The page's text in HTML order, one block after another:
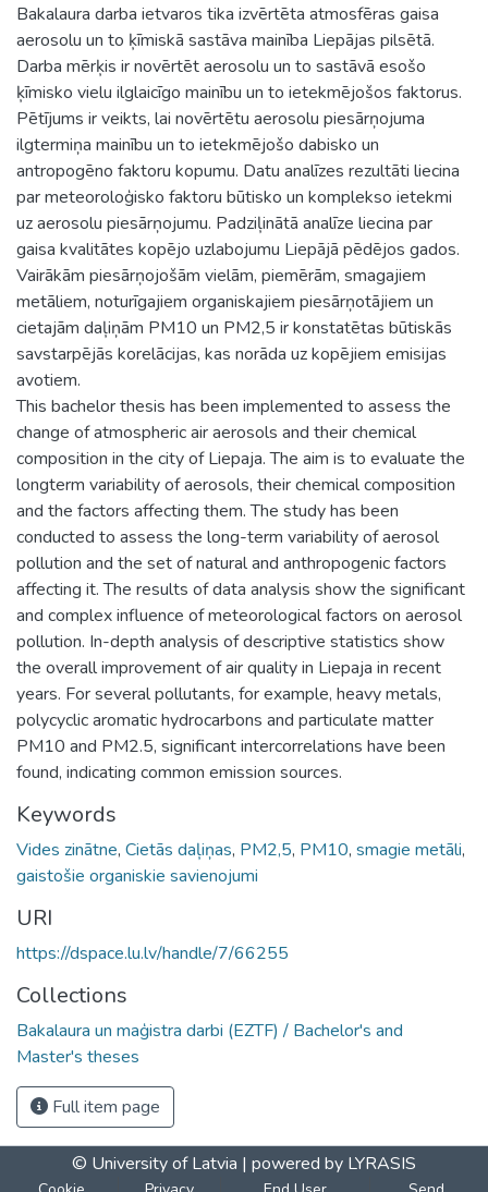
Bakalaura darba ietvaros tika izvērtēta atmosfēras gaisa
aerosolu un to ķīmiskā sastāva mainība Liepājas pilsētā.
Darba mērķis ir novērtēt aerosolu un to sastāvā esošo
ķīmisko vielu ilglaicīgo mainību un to ietekmējošos faktorus.
Pētījums ir veikts, lai novērtētu aerosolu piesārņojuma
ilgtermiņa mainību un to ietekmējošo dabisko un
antropogēno faktoru kopumu. Datu analīzes rezultāti liecina
par meteoroloģisko faktoru būtisko un komplekso ietekmi
uz aerosolu piesārņojumu. Padziļinātā analīze liecina par
gaisa kvalitātes kopējo uzlabojumu Liepājā pēdējos gados.
Vairākām piesārņojošām vielām, piemērām, smagajiem
metāliem, noturīgajiem organiskajiem piesārņotājiem un
cietajām daļiņām PM10 un PM2,5 ir konstatētas būtiskās
savstarpējās korelācijas, kas norāda uz kopējiem emisijas
avotiem.
This bachelor thesis has been implemented to assess the
change of atmospheric air aerosols and their chemical
composition in the city of Liepaja. The aim is to evaluate the
longterm variability of aerosols, their chemical composition
and the factors affecting them. The study has been
conducted to assess the long-term variability of aerosol
pollution and the set of natural and anthropogenic factors
affecting it. The results of data analysis show the significant
and complex influence of meteorological factors on aerosol
pollution. In-depth analysis of descriptive statistics show
the overall improvement of air quality in Liepaja in recent
years. For several pollutants, for example, heavy metals,
polycyclic aromatic hydrocarbons and particulate matter
PM10 and PM2.5, significant intercorrelations have been
found, indicating common emission sources.
Keywords
Vides zinātne, Cietās daļiņas, PM2,5, PM10, smagie metāli,
gaistošie organiskie savienojumi
URI
https://dspace.lu.lv/handle/7/66255
Collections
Bakalaura un maģistra darbi (EZTF) / Bachelor's and
Master's theses
Full item page
© University of Latvia | powered by LYRASIS